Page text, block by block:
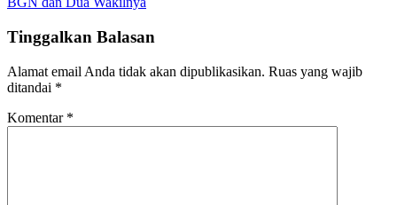
Tinggalkan Balasan
Alamat email Anda tidak akan dipublikasikan. Ruas yang wajib
ditandai *
Komentar *